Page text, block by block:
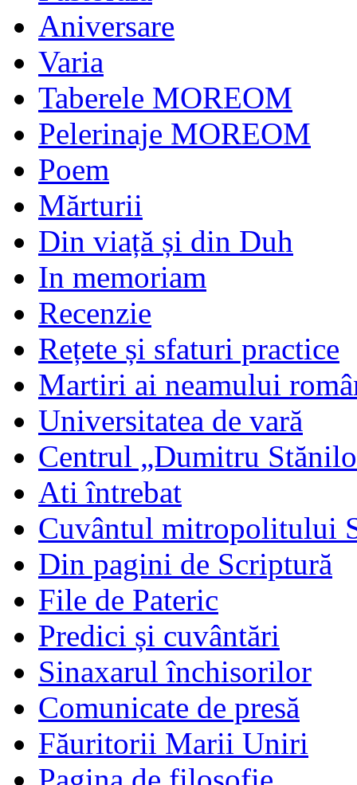
Aniversare
Varia
Taberele MOREOM
Pelerinaje MOREOM
Poem
Mărturii
Din viață și din Duh
In memoriam
Recenzie
Rețete și sfaturi practice
Martiri ai neamului
Universitatea de vară
Centrul „Dumitru
Ati întrebat
Cuvântul mitropolitului
Din pagini de Scriptură
File de Pateric
Predici și cuvântări
Sinaxarul închisorilor
Comunicate de presă
Făuritorii Marii Uniri